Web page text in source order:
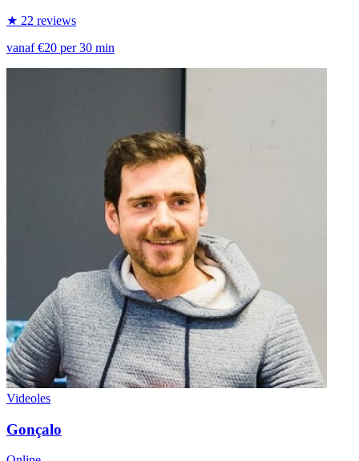
★ 22 reviews
vanaf €20 per 30 min
Videoles
Gonçalo